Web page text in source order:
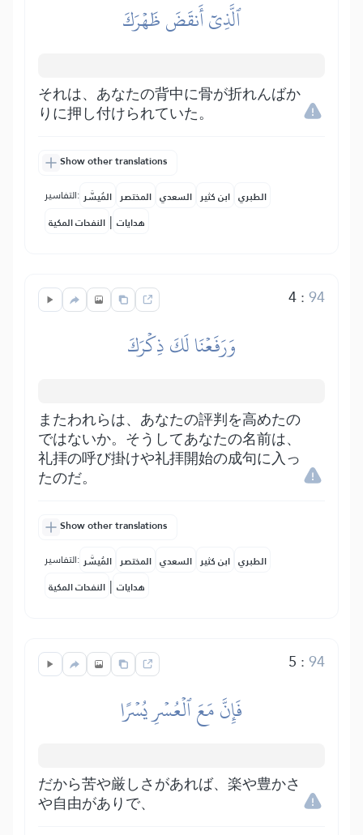
ٱلَّذِيٓ أَنقَضَ ظَهۡرَكَ
それは、あなたの背中に骨が折れんばか
りに押し付けられていた。
Show other translations
التفاسير: المُيسَّر المختصر السعدي ابن كثير الطبري
النفحات المكية | هدايات
4:94
وَرَفَعۡنَا لَكَ ذِكۡرَكَ
またわれらは、あなたの評判を高めたの
ではないか。そうしてあなたの名前は、
礼拝の呼び掛けや礼拝開始の成句に入っ
たのだ。
Show other translations
التفاسير: المُيسَّر المختصر السعدي ابن كثير الطبري
النفحات المكية | هدايات
5 :94
فَإِنَّ مَعَ ٱلۡعُسۡرِ يُسۡرًا
だから苦や厳しさがあれば、楽や豊かさ
や自由がありで、